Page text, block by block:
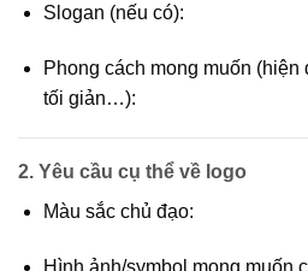
Slogan (nếu có):
Phong cách mong muốn (hiện
tối giản…):
2. Yêu cầu cụ thể về logo
Màu sắc chủ đạo: